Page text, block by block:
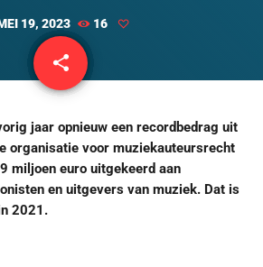
19, 2023 16
share
email
jaar opnieuw een recordbedrag uit
organisatie voor muziekauteursrecht
miljoen euro uitgekeerd aan
en uitgevers van muziek. Dat is
2021.